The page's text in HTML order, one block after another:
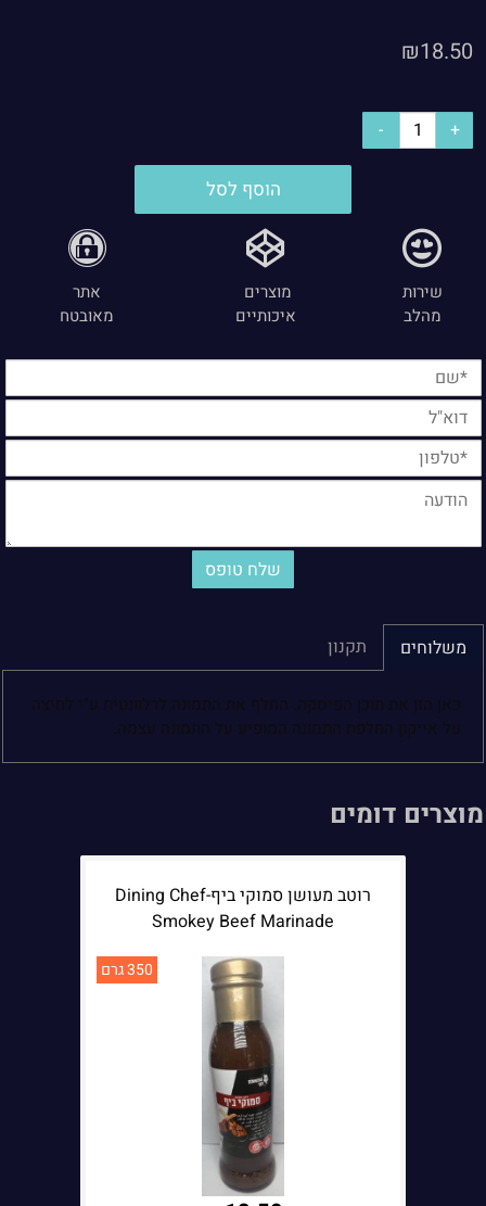
₪18.50
הוסף לסל
שירות
מהלב
מוצרים
איכותיים
אתר
מאובטח
משלוחים תקנון
כאן הזן את תוכן הפיסקה. החלף את התמונה לרלוונטית ע"י לחיצה
על אייקון החלפת התמונה המופיע על התמונה עצמה.
מוצרים דומים
רוטב מעושן סמוקי ביף-Dining Chef
Smokey Beef Marinade
350 גרם